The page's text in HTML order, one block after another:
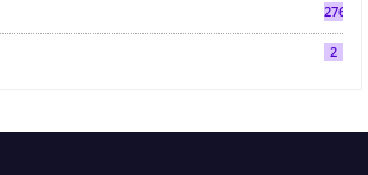
2763
2